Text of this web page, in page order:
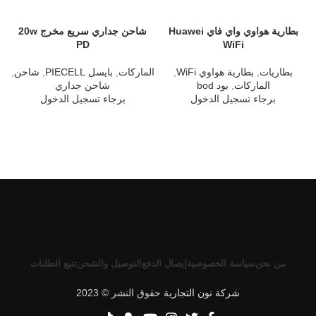
بطارية هواوي واي فاي Huawei
WiFi
بطاريات, بطارية هواوي WiFi
,
الماركات, بود bod
برجاء تسجيل الدخول
شاحن جداري سريع مخرج 20w
PD
الماركات, بايسل PIECELL , شاحن,
شاحن جداري
برجاء تسجيل الدخول
من نحنسياسة الخصوصية إيصال الدفع التوصيل والشحنتتبع الطلبات
شركة نون التجارية حقوق النشر © 2023